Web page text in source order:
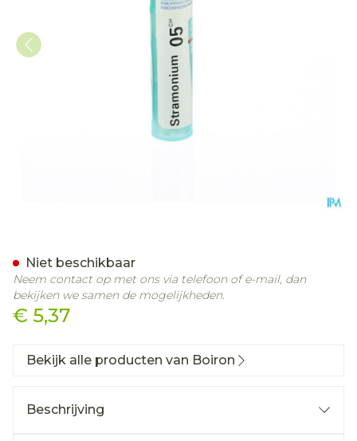
€ 5,37
Niet beschikbaar
Neem contact op met ons via telefoon of e-mail, dan
bekijken we samen de mogelijkheden.
Bekijk alle producten van Boiron
Beschrijving